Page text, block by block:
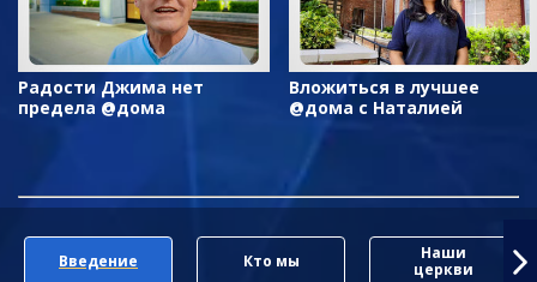
Радости Джима нет
предела @дома
Вложиться в лучшее
@дома с Наталией
Введение Кто мы
Наши
церкви